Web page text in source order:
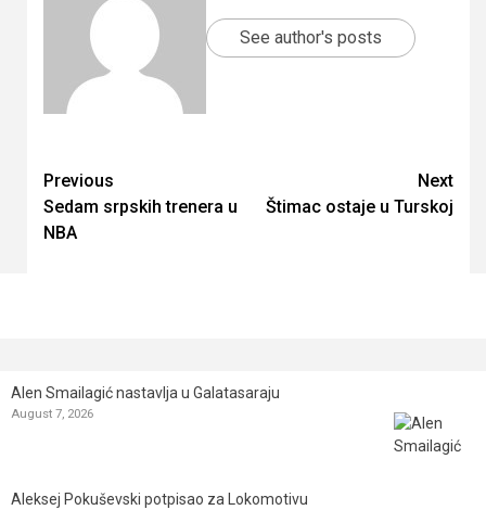
See author's posts
Continue
Reading
Previous
Sedam srpskih trenera u
NBA
Next
Štimac ostaje u Turskoj
Alen Smailagić nastavlja u Galatasaraju
August 7, 2026
Aleksej Pokuševski potpisao za Lokomotivu